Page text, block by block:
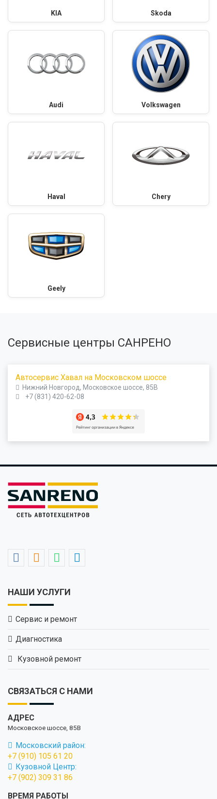
KIA Skoda
Audi Volkswagen
Haval Chery
Geely
Сервисные центры САНРЕНО
Автосервис Хавал на Московском шоссе
Нижний Новгород, Московское шоссе, 85В
+7 (831) 420-62-08
НАШИ УСЛУГИ
Сервис и ремонт
Диагностика
Кузовной ремонт
СВЯЗАТЬСЯ С НАМИ
АДРЕС
Московское шоссе, 85В
Московский район:
+7 (910) 105 61 20
Кузовной Центр:
+7 (902) 309 31 86
ВРЕМЯ РАБОТЫ